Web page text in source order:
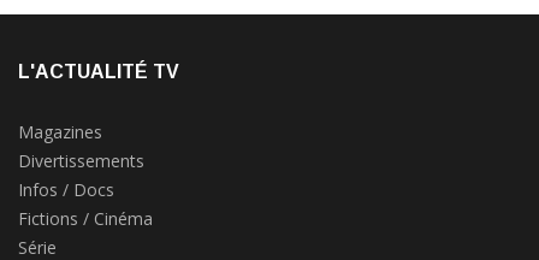
L'ACTUALITÉ TV
Magazines
Divertissements
Infos / Docs
Fictions / Cinéma
Série